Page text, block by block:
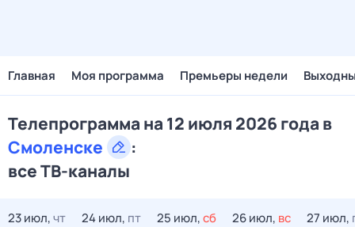
Главная Моя программа Премьеры недели
Телепрограмма на 12 июля 2026 года в
Смоленске
:
все ТВ-каналы
23 июл,чт 24 июл, пт 25 июл,сб 26 июл, вс 27 июл,